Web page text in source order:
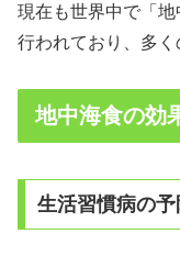
現在も世界中で「
行われており、多く
地中海食の効
生活習慣病の予